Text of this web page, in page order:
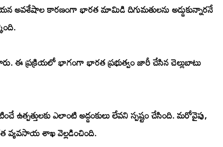
అవశేషాల కారణంగా భారత మామిడి దిగుమతులను అడ్డుకున్నారనే
ఈ ప్రక్రియలో భాగంగా భారత ప్రభుత్వం జారీ చేసిన చెల్లుబాటు
ఎలాంటి అడ్డంకులు లేవని స్పష్టం చేసింది. మరోవైపు,
వ్యవసాయ శాఖ వెల్లడించింది.